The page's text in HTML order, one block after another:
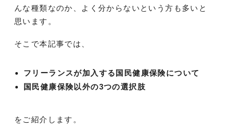
んな種類なのか、よく分からないという方も多いと
思います。
そこで本記事では、
フリーランスが加入する国民健康保険について
国民健康保険以外の3つの選択肢
をご紹介します。